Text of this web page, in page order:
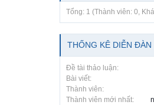
Tổng: 1 (Thành viên: 0,
THỐNG KÊ DIỄN ĐÀN
Đề tài thảo luận:
Bài viết:
Thành viên:
Thành viên mới nhất: